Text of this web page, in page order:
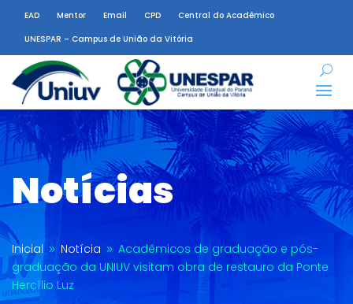
EAD Mentor Email CPD
Central do Acadêmico
UNESPAR – Campus de União da Vitória
Notícias
Inicial 9 Notícia 9 Acadêmicos de graduação e pós-
graduação da UNIUV visitam obra de restauro da Ponte
Hercílio Luz